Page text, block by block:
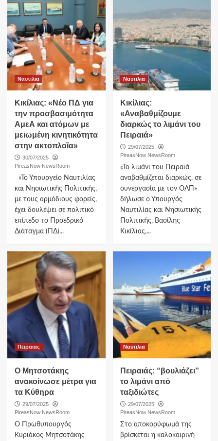
Ναυτιλια
Κικίλιας: «Νέο ΠΔ για
την προσβασιμότητα
ΑμεΑ και ατόμων με
μειωμένη κινητικότητα
στην ακτοπλοΐα»
30/07/2025
PireasNow NewsRoom
«Το Υπουργείο Ναυτιλίας
και Νησιωτικής Πολιτικής,
με τους αρμόδιους φορείς,
έχει δουλέψει σε πολιτικό
επίπεδο το Προεδρικό
Διάταγμα (ΠΔ)...
Ναυτιλια
Κικίλιας:
«Αναβαθμίζουμε
διαρκώς το λιμάνι του
Πειραιά»
29/07/2025
PireasNow NewsRoom
«Το λιμάνι του Πειραιά
αναβαθμίζεται διαρκώς, σε
συνεργασία με τον ΟΛΠ»
δήλωσε ο Υπουργός
Ναυτιλίας και Νησιωτικής
Πολιτικής, Βασίλης
Κικίλιας,...
Πειραιας
Ο Μητσοτάκης
ανακοίνωσε μέτρα για
τα Κύθηρα
29/07/2025
PireasNow NewsRoom
Ο Πρωθυπουργός
Κυριάκος Μητσοτάκης
Ναυτιλια
Πειραιάς: “βουλιάζει”
το λιμάνι από
ταξιδιώτες
29/07/2025
PireasNow NewsRoom
Στο αποκορύφωμά της
βρίσκεται η καλοκαιρινή